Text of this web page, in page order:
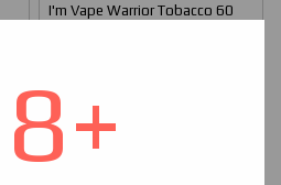
I'm Vape Warrior Tobacco 60